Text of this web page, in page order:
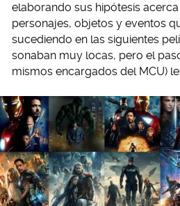
elaborando sus hipótesis
personajes, objetos y eventos
sucediendo en las siguientes
sonaban muy locas, pero el
mismos encargados del MCU)